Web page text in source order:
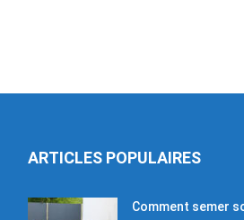
ARTICLES POPULAIRES
Comment semer